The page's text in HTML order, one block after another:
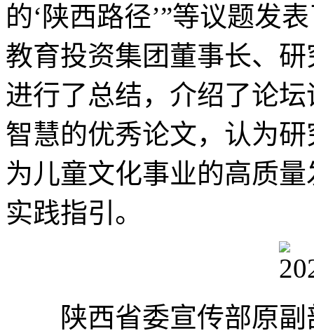
的‘陕西路径’”等议题发
教育投资集团董事长、
进行了总结，介绍了论
智慧的优秀论文，认为
为儿童文化事业的高质
实践指引。
陕西省委宣传部原副